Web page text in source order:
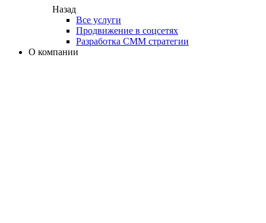
Назад
Все услуги
Продвижение в соцсетях
Разработка СММ стратегии
О компании